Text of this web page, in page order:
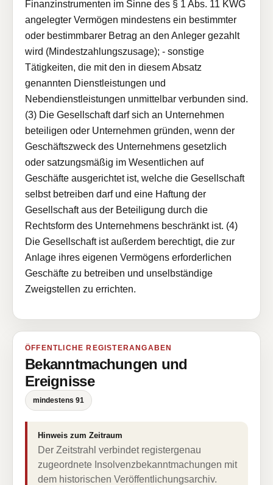
Finanzinstrumenten im Sinne des § 1 Abs. 11 KWG
angelegter Vermögen mindestens ein bestimmter
oder bestimmbarer Betrag an den Anleger gezahlt
wird (Mindestzahlungszusage); - sonstige
Tätigkeiten, die mit den in diesem Absatz
genannten Dienstleistungen und
Nebendienstleistungen unmittelbar verbunden sind.
(3) Die Gesellschaft darf sich an Unternehmen
beteiligen oder Unternehmen gründen, wenn der
Geschäftszweck des Unternehmens gesetzlich
oder satzungsmäßig im Wesentlichen auf
Geschäfte ausgerichtet ist, welche die Gesellschaft
selbst betreiben darf und eine Haftung der
Gesellschaft aus der Beteiligung durch die
Rechtsform des Unternehmens beschränkt ist. (4)
Die Gesellschaft ist außerdem berechtigt, die zur
Anlage ihres eigenen Vermögens erforderlichen
Geschäfte zu betreiben und unselbständige
Zweigstellen zu errichten.
ÖFFENTLICHE REGISTERANGABEN
Bekanntmachungen und
Ereignisse
mindestens 91
Hinweis zum Zeitraum
Der Zeitstrahl verbindet registergenau
zugeordnete Insolvenzbekanntmachungen mit
dem historischen Veröffentlichungsarchiv.